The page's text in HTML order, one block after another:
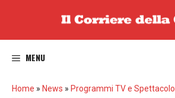
MENU
Home » News » Programmi TV e Spettacolo